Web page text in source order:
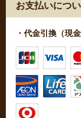
お支払いにつ
・代金引換（現